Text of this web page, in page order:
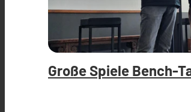
Große Spiele Bench-